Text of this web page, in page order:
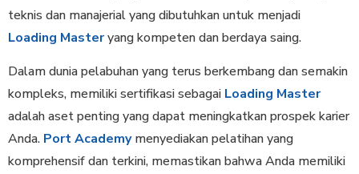
teknis dan manajerial yang dibutuhkan untuk menjadi
Loading Masteryang kompeten dan berdaya saing.
Dalam dunia pelabuhan yang terus berkembang dan semakin
kompleks, memiliki sertifikasi sebagai Loading Master
adalah aset penting yang dapat meningkatkan prospek karier
Anda. Port Academymenyediakan pelatihan yang
komprehensif dan terkini, memastikan bahwa Anda memiliki